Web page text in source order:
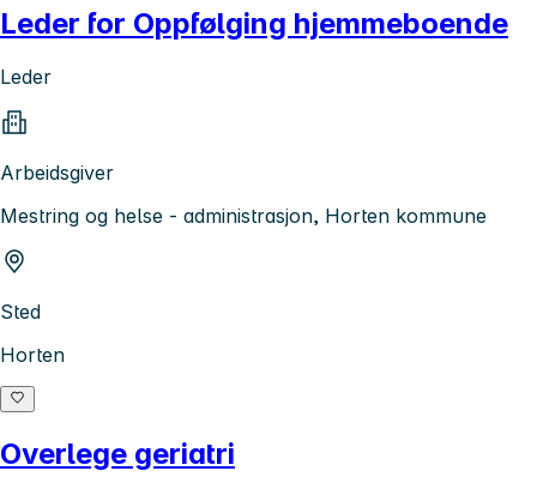
Leder for Oppfølging hjemmeboende
Leder
Arbeidsgiver
Mestring og helse - administrasjon, Horten kommune
Sted
Horten
Overlege geriatri